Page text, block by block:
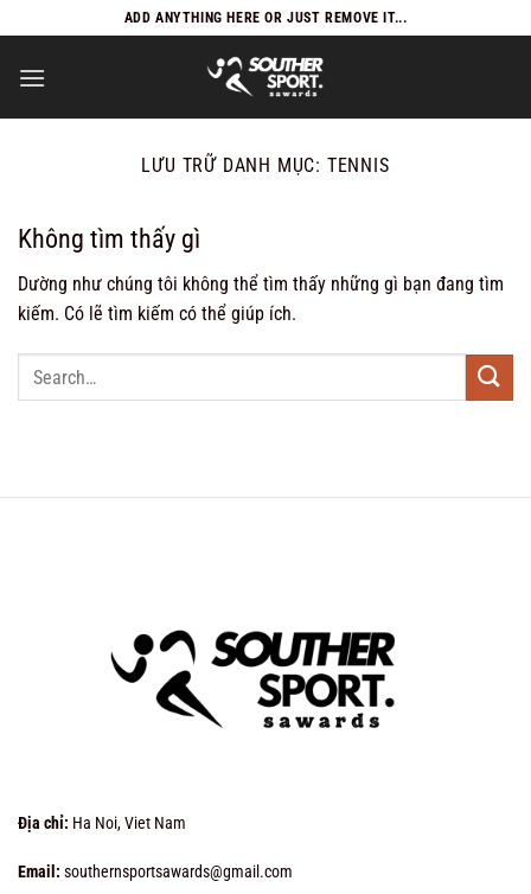
qua
nội
ADD ANYTHING HERE OR JUST REMOVE IT...
LƯU TRỮ DANH MỤC: TENNIS
Không tìm thấy gì
Dường như chúng tôi không thể tìm thấy những gì bạn đang tìm
kiếm. Có lẽ tìm kiếm có thể giúp ích.
Địa chỉ: Ha Noi, Viet Nam
Email: southernsportsawards@gmail.com